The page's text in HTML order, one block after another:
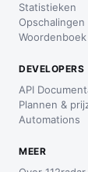
Statistieken
Opschalingen
Woordenboek
DEVELOPERS
API
Plannen &
Automations
MEER